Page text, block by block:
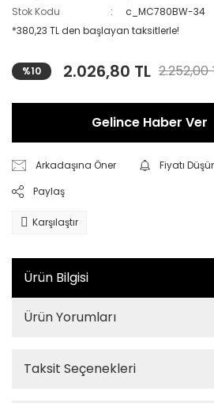
Stok Kodu
c_MC780BW-34
*380,23 TL den başlayan taksitlerle!
%10 2.026,80 TL 2.252,00
Gelince Haber Ver
Arkadaşına Öner
Fiyatı
Paylaş
Karşılaştır
Ürün Bilgisi
Ürün Yorumları
Taksit Seçenekleri